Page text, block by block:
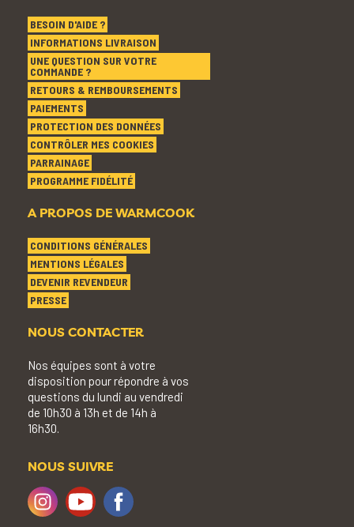
BESOIN D'AIDE ?
INFORMATIONS LIVRAISON
UNE QUESTION SUR VOTRE
COMMANDE ?
RETOURS & REMBOURSEMENTS
PAIEMENTS
PROTECTION DES DONNÉES
CONTRÔLER MES COOKIES
PARRAINAGE
PROGRAMME FIDÉLITÉ
A PROPOS DE WARMCOOK
CONDITIONS GÉNÉRALES
MENTIONS LÉGALES
DEVENIR REVENDEUR
PRESSE
NOUS CONTACTER
Nos équipes sont à votre
disposition pour répondre à vos
questions du lundi au vendredi
de 10h30 à 13h et de 14h à
16h30.
NOUS SUIVRE